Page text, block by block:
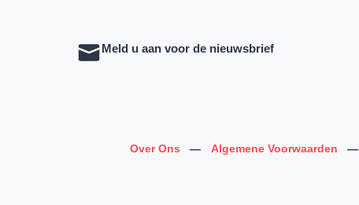
Meld u aan voor de nieuwsbrief
Over Ons — Algemene Voorwaarden —